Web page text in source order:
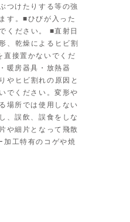
つけたりする等の強
す。■ひびが入った
ください。 ■直射日
、乾燥によるヒビ割
直接置かないでくだ
暖房器具・放熱器
やヒビ割れの原因と
でください。変形や
場所では使用しない
、誤飲、誤食をしな
や細片となって飛散
加工特有のコゲや焼